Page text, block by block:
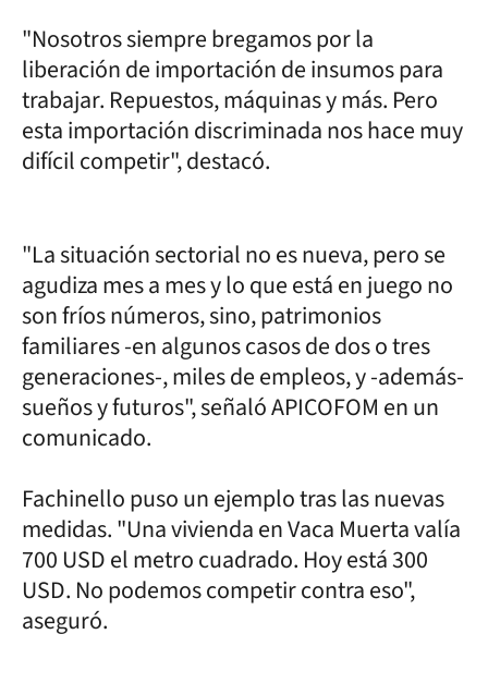
"Nosotros siempre bregamos por la
liberación de importación de insumos para
trabajar. Repuestos, máquinas y más. Pero
esta importación discriminada nos hace muy
difícil competir", destacó.
"La situación sectorial no es nueva, pero se
agudiza mes a mes y lo que está en juego no
son fríos números, sino, patrimonios
familiares -en algunos casos de dos o tres
generaciones-, miles de empleos, y -además-
sueños y futuros", señaló APICOFOM en un
comunicado.
Fachinello puso un ejemplo tras las nuevas
medidas. "Una vivienda en Vaca Muerta valía
700 USD el metro cuadrado. Hoy está 300
USD. No podemos competir contra eso",
aseguró.